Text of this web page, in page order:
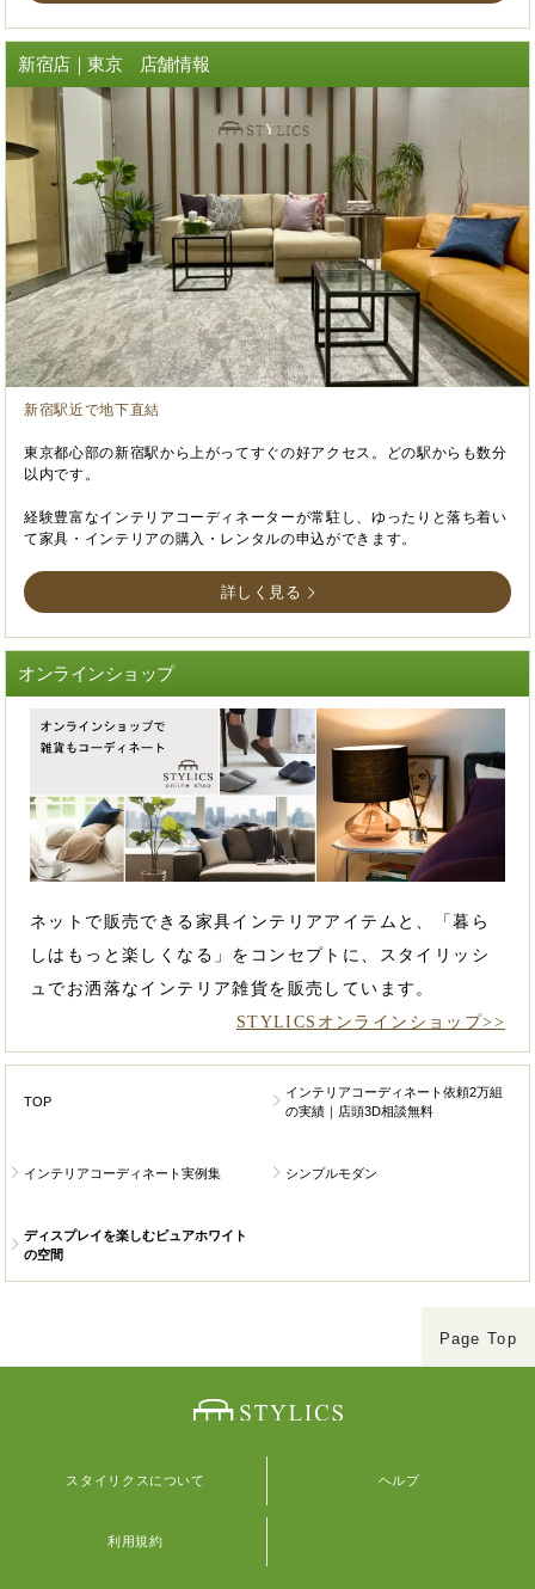
新宿店｜東京 店舗情報
新宿駅近で地下直結
東京都心部の新宿駅から上がってすぐの好アクセス。どの駅からも数分
以内です。
経験豊富なインテリアコーディネーターが常駐し、ゆったりと落ち着い
て家具・インテリアの購入・レンタルの申込ができます。
詳しく見る
オンラインショップ
ネットで販売できる家具インテリアアイテムと、「暮ら
しはもっと楽しくなる」をコンセプトに、スタイリッシ
ュでお洒落なインテリア雑貨を販売しています。
STYLICSオンラインショップ>>
TOP
インテリアコーディネート依頼2万組
の実績｜店頭3D相談無料
インテリアコーディネート実例集 シンプルモダン
ディスプレイを楽しむピュアホワイト
の空間
Page Top
スタイリクスについて ヘルプ
利用規約